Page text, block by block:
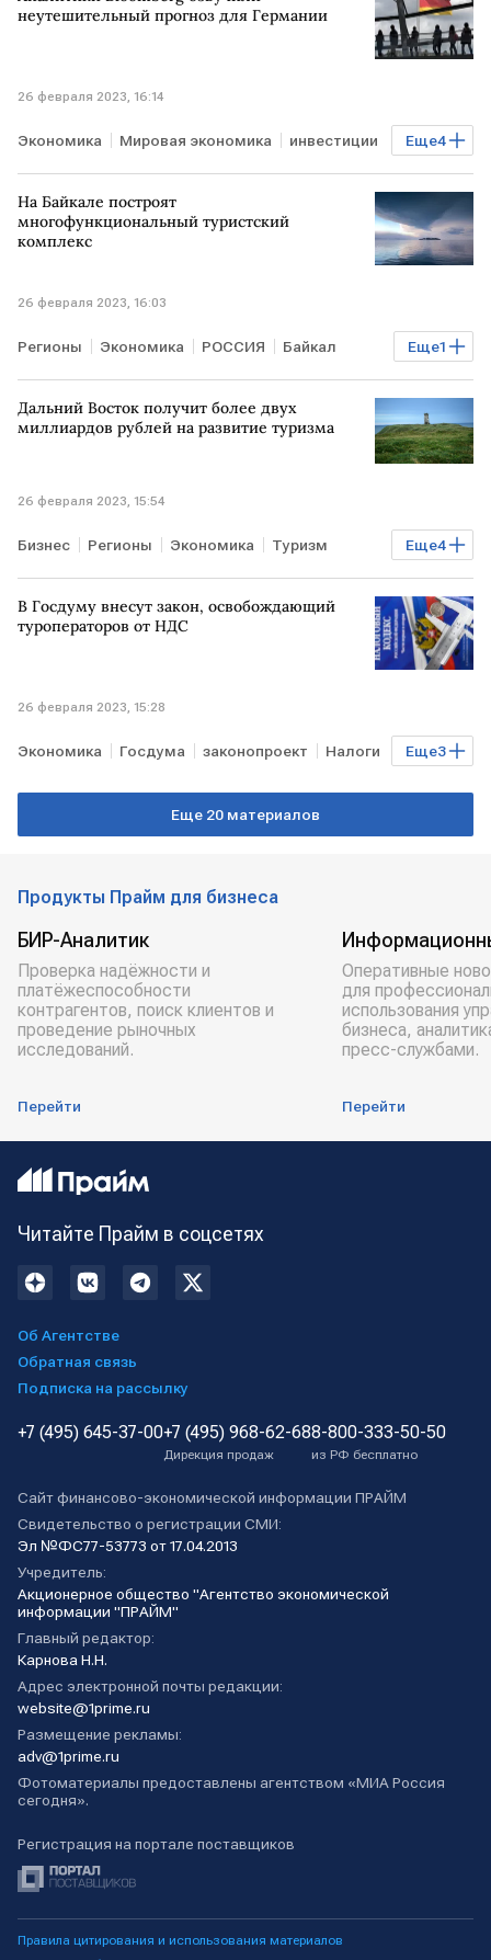
неутешительный прогноз для Германии
26 февраля 2023, 16:14
Еще4
Экономика Мировая экономика инвестиции
ГЕРМАНИЯ Bloomberg энергокризис
электроэнергия
На Байкале построят
многофункциональный туристский
комплекс
26 февраля 2023, 16:03
Еще1
Регионы Экономика РОССИЯ Байкал
Туризм
Дальний Восток получит более двух
миллиардов рублей на развитие туризма
26 февраля 2023, 15:54
Еще4
Бизнес Регионы Экономика Туризм
Минэкономразвития РФ Дальний Восток
ДФО нацпроекты
В Госдуму внесут закон, освобождающий
туроператоров от НДС
26 февраля 2023, 15:28
Еще3
Экономика Госдума законопроект Налоги
НДС Минэкономразвития РФ
Еще 20 материалов
Продукты Прайм для бизнеса
БИР-Аналитик
Проверка надёжности и
платёжеспособности
контрагентов, поиск клиентов и
проведение рыночных
исследований.
Перейти
Оперативные
для
использования
бизнеса,
пресс-службами.
Перейти
Читайте Прайм в соцсетях
Об Агентстве
Обратная связь
Подписка на рассылку
+7 (495) 645-37-00+7 (495) 968-62-68
Дирекция продаж
8-800-333-50-50
из РФ бесплатно
Сайт финансово-экономической информации ПРАЙМ
Свидетельство о регистрации СМИ:
Эл №ФС77-53773 от 17.04.2013
Учредитель:
Акционерное общество "Агентство экономической
информации "ПРАЙМ"
Главный редактор:
Карнова Н.Н.
Адрес электронной почты редакции:
website@1prime.ru
Размещение рекламы:
adv@1prime.ru
Фотоматериалы предоставлены агентством «МИА Россия
сегодня».
Регистрация на портале поставщиков
Правила цитирования и использования материалов